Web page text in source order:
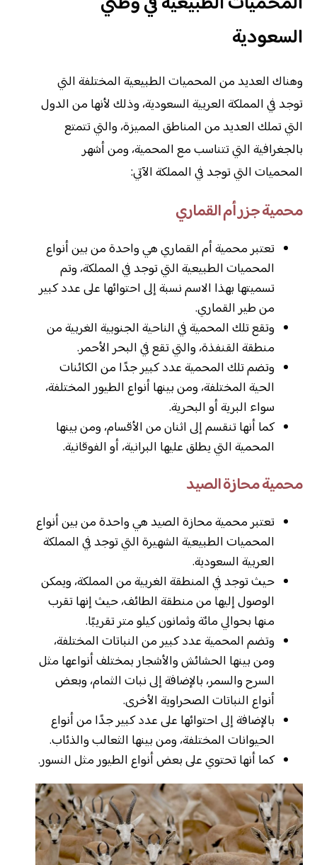
السعودية
وهناك العديد من المحميات الطبيعية المختلفة التي
توجد في المملكة العربية السعودية، وذلك لأنها من الدول
التي تملك العديد من المناطق المميزة، والتي تتمتع
بالجغرافية التي تتناسب مع المحمية، ومن أشهر
المحميات التي توجد في المملكة الآتي:
محمية جزر أم القماري
تعتبر محمية أم القماري هي واحدة من بين أنواع
المحميات الطبيعية التي توجد في المملكة، وتم
تسميتها بهذا الاسم نسبة إلى احتوائها على عدد كبير
من طير القماري.
وتقع تلك المحمية في الناحية الجنوبية الغربية من
منطقة القنفذة، والتي تقع في البحر الأحمر.
وتضم تلك المحمية عدد كبير جدًا من الكائنات
الحية المختلفة، ومن بينها أنواع الطيور المختلفة،
سواء البرية أو البحرية.
كما أنها تنقسم إلى اثنان من الأقسام، ومن بينها
المحمية التي يطلق عليها البرانية، أو الفوقانية.
محمية محازة الصيد
تعتبر محمية محازة الصيد هي واحدة من بين أنواع
المحميات الطبيعية الشهيرة التي توجد في المملكة
العربية السعودية.
حيث توجد في المنطقة الغربية من المملكة، ويمكن
الوصول إليها من منطقة الطائف، حيث إنها تقرب
منها بحوالي مائة وثمانون كيلو متر تقريبًا.
وتضم المحمية عدد كبير من النباتات المختلفة،
ومن بينها الحشائش والأشجار بمختلف أنواعها مثل
السرح والسمر، بالإضافة إلى نبات الثمام، وبعض
أنواع النباتات الصحراوية الأخرى.
بالإضافة إلى احتوائها على عدد كبير جدًا من أنواع
الحيوانات المختلفة، ومن بينها الثعالب والذئاب.
كما أنها تحتوي على بعض أنواع الطيور مثل النسور.